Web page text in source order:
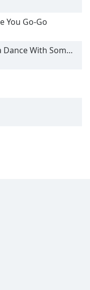
You Go-Go
With Somebody